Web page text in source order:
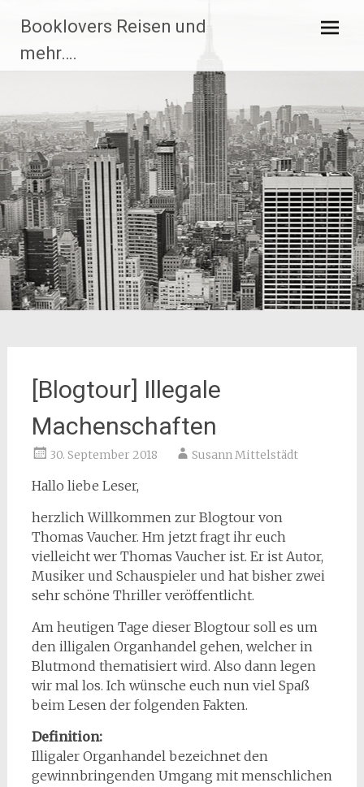
Inhalt
springen
Booklovers Reisen und
mehr….
[Blogtour] Illegale
Machenschaften
30. September 2018 Susann Mittelstädt
Hallo liebe Leser,
herzlich Willkommen zur Blogtour von
Thomas Vaucher. Hm jetzt fragt ihr euch
vielleicht wer Thomas Vaucher ist. Er ist Autor,
Musiker und Schauspieler und hat bisher zwei
sehr schöne Thriller veröffentlicht.
Am heutigen Tage dieser Blogtour soll es um
den illigalen Organhandel gehen, welcher in
Blutmond thematisiert wird. Also dann legen
wir mal los. Ich wünsche euch nun viel Spaß
beim Lesen der folgenden Fakten.
Definition:
Illigaler Organhandel bezeichnet den
gewinnbringenden Umgang mit menschlichen